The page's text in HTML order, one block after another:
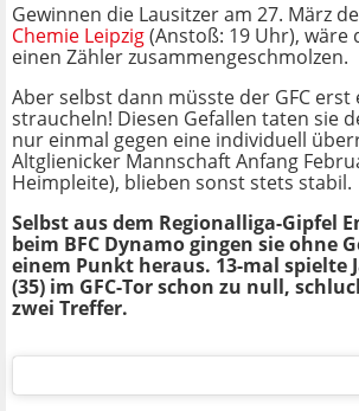
Gewinnen die Lausitzer am 27. März
Chemie Leipzig(Anstoß: 19 Uhr), wäre
einen Zähler zusammengeschmolzen.
Aber selbst dann müsste der GFC erst
straucheln! Diesen Gefallen taten sie
nur einmal gegen eine individuell
Altglienicker Mannschaft Anfang
Heimpleite), blieben sonst stets stabil.
Selbst aus dem Regionalliga-Gipfel
beim BFC Dynamo gingen sie ohne
einem Punkt heraus. 13-mal spielte
(35) im GFC-Tor schon zu null,
zwei Treffer.